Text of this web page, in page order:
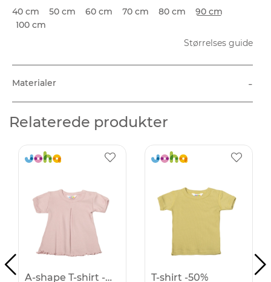
40 cm
50 cm 60 cm 70 cm 80 cm
90 cm
100 cm
Størrelses guide
Materialer -
Relaterede produkter
A-shape T-shirt -50% T-shirt -50%